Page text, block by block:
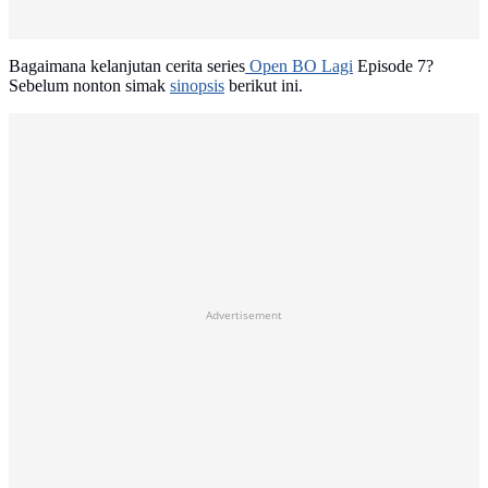
Bagaimana kelanjutan cerita series Open BO Lagi Episode 7?
Sebelum nonton simak sinopsis berikut ini.
Advertisement